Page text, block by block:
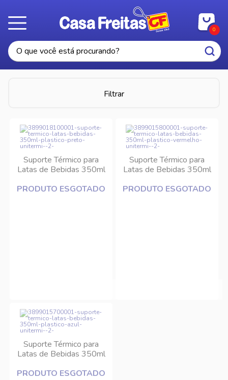
0
Filtrar
Suporte Térmico para
Latas de Bebidas 350ml
PRODUTO ESGOTADO
Suporte Térmico para
Latas de Bebidas 350ml
Unitermi
PRODUTO ESGOTADO
Suporte Térmico para
Latas de Bebidas 350ml
PRODUTO ESGOTADO